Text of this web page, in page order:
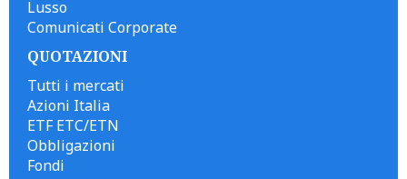
Lusso
Comunicati Corporate
QUOTAZIONI
Tutti i mercati
Azioni Italia
ETF ETC/ETN
Obbligazioni
Fondi